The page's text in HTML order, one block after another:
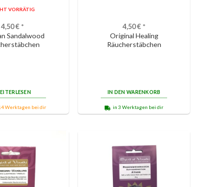
VORRÄTIG
4,50€ *
Sandalwood
Werktagen bei dir
4,50€*
Original Healing
Räucherstäbchen
IN DEN WARENKORB
in 3 Werktagen bei dir